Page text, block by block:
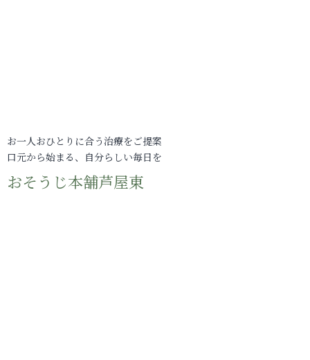
お一人おひとりに合う治療をご提案
口元から始まる、自分らしい毎日を
おそうじ本舗芦屋東